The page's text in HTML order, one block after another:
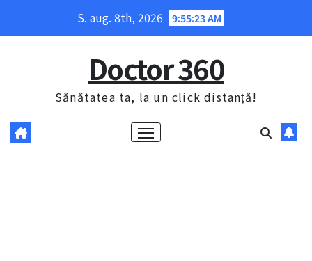
S. aug. 8th, 2026 9:55:24 AM
Doctor 360
Sănătatea ta, la un click distanță!